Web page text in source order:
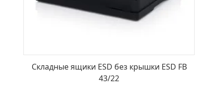
Складные ящики ESD без крышки ESD FB
43/22